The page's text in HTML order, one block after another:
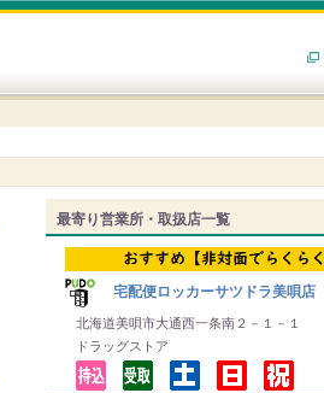
最寄り営業所・取扱店一覧
宅配便ロッカーサツドラ美唄店
北海道美唄市大通西一条南２－１－１
ドラッグストア